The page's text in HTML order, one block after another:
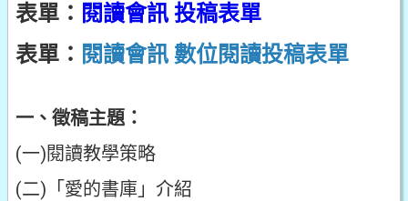
表單： 閱讀會訊 投稿表單
表單： 閱讀會訊 數位閱讀投稿表單
一、徵稿主題：
(一)閱讀教學策略
(二)「愛的書庫」介紹